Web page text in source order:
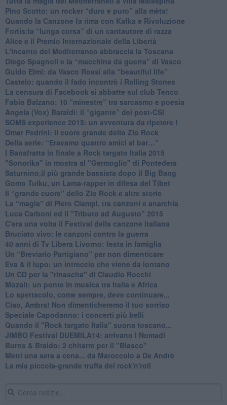
​Pino Scotto: un rocker “duro e puro” alla mèta!
​Quando la Canzone fa rima con Kafka e Rivoluzione
​Fortis:la “lunga corsa” di un cantautore di razza
Alice e il Premio Internazionale della Libertà
​L'incanto del Mediterraneo abbraccia la Toscana
​Diego Spagnoli e la “macchina da guerra” di Vasco
​Guido Elmi: da Vasco Rossi alla “beautiful life”
​Castelo: quando il fado incontrò i Rolling Stones
La censura di Facebook si abbatte sul club Tenco
Fabio Balzano: 10 “minestre” tra sarcasmo e poesia
Angela (Vox) Baraldi: il “gigante” dei post-CSI
​SOMS experience 2015: un avventura da ripetere !
Omar Pedrini: il cuore grande dello Zio Rock
Della serie: “Eravamo quattro amici al bar…”
I Banafratta in finale a Rock targato Italia 2015
"Sonorika" in mostra al "Germoglio" di Pontedera
​Saturnino,il più grande bassista dopo il Big Bang
​Gomo Tulku, un Lama-rapper in difesa del Tibet
​Il “grande cuore” dello Zio Rock e altre storie
La “magia” di Piero Ciampi, tra canzoni e anarchia
Luca Carboni ed il "Tributo ad Augusto" 2015
C'era una volta il Festival della canzone italiana
Bruciato vivo: le canzoni contro la guerra
40 anni di Tv Libera Livorno: festa in famiglia
Un “Breviario Partigiano” per non dimenticare
Eva & il lupo: un intreccio che viene da lontano
Un CD per la "rinascita" di Claudio Rocchi
Mozait: un ponte in musica tra Italia e Africa
Lo spettacolo, come sempre, deve continuare...
Ciao, Ambra! Non dimenticheremo il tuo sorriso
Speciale Capodanno: i concerti più belli
Quando il "Rock targato Italia" suona toscano...
JIMBO Festival DUEMILA14: arrivano I Nomadi
Burns & Braido: 2 chitarre per il "Blasco"
Metti una sera a cena... da Maroccolo a De Andrè
La mia piccola-grande truffa del rock'n'roll